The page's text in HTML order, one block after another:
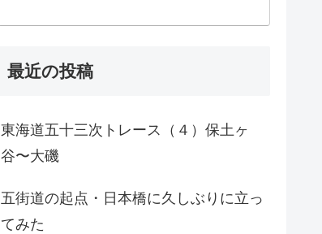
最近の投稿
東海道五十三次トレース（４）保土ヶ
谷〜大磯
五街道の起点・日本橋に久しぶりに立っ
てみた